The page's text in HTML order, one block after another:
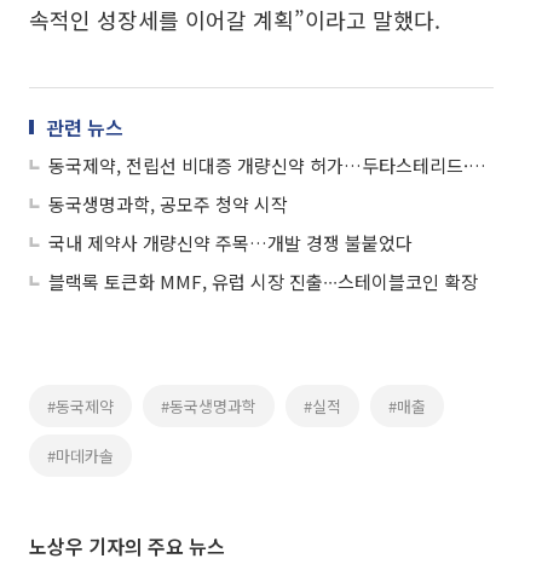
속적인 성장세를 이어갈 계획”이라고 말했다.
관련 뉴스
동국제약, 전립선 비대증 개량신약 허가…두타스테리드·타다라필 복합제
동국생명과학, 공모주 청약 시작
국내 제약사 개량신약 주목…개발 경쟁 불붙었다
블랙록 토큰화 MMF, 유럽 시장 진출∙∙∙스테이블코인 확장
#동국제약 #동국생명과학 #실적 #매출
#마데카솔
노상우 기자의 주요 뉴스